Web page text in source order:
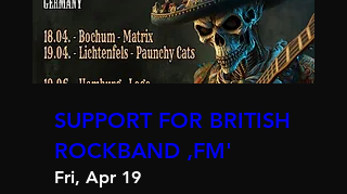
SUPPORT FOR BRITISH
ROCKBAND ‚FM'
Fri, Apr 19